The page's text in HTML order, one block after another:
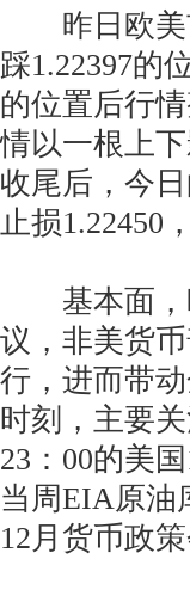
昨日欧美市
踩1.22397的
的位置后行
情以一根上
收尾后，今
止损1.22450
基本面，
议，非美货
行，进而带
时刻，主要
23：00的美
当周EIA原油
12月货币政